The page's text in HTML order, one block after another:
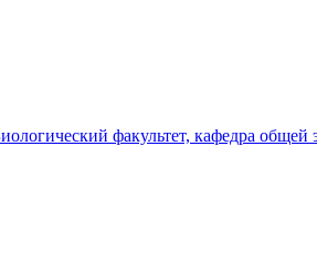
факультет, кафедра общей